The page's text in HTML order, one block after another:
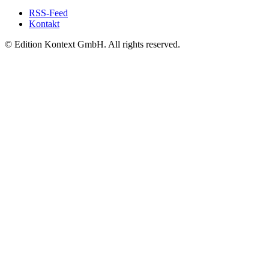
RSS-Feed
Kontakt
© Edition Kontext GmbH. All rights reserved.